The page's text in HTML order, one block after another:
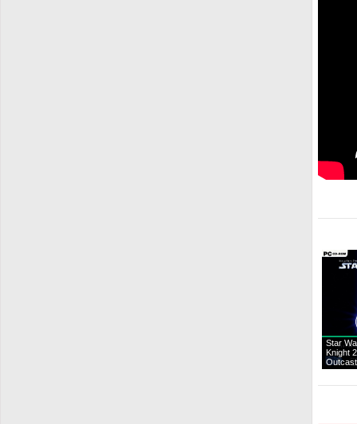
Star
Knight